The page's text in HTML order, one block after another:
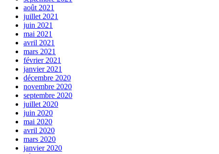
août 2021
juillet 2021
juin 2021
mai 2021
avril 2021
mars 2021
février 2021
janvier 2021
décembre 2020
novembre 2020
septembre 2020
juillet 2020
juin 2020
mai 2020
avril 2020
mars 2020
janvier 2020